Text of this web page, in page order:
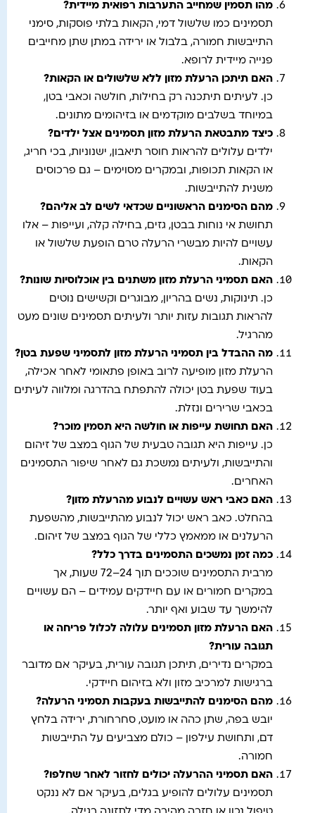
מהו תסמין שמחייב התערבות רפואית מיידית?
תסמינים כמו שלשול דמי, הקאות בלתי פוסקות, סימני
התייבשות חמורה, בלבול או ירידה במתן שתן מחייבים
פנייה מיידית לרופא.
האם תיתכן הרעלת מזון ללא שלשולים או הקאות?
כן. לעיתים תיתכנה רק בחילות, חולשה וכאבי בטן,
במיוחד בשלבים מוקדמים או בזיהומים מתונים.
כיצד מתבטאת הרעלת מזון תסמינים אצל ילדים?
ילדים עלולים להראות חוסר תיאבון, ישנוניות, בכי חריג,
או הקאות תכופות, ובמקרים מסוימים – גם פרכוסים
משנית להתייבשות.
מהם הסימנים הראשוניים שכדאי לשים לב אליהם?
תחושת אי נוחות בבטן, גזים, בחילה קלה, ועייפות – אלו
עשויים להיות מבשרי הרעלה טרם הופעת שלשול או
הקאות.
האם תסמיני הרעלת מזון משתנים בין אוכלוסיות שונות?
כן. תינוקות, נשים בהריון, מבוגרים וקשישים נוטים
להראות תגובות עזות יותר ולעיתים תסמינים שונים מעט
מהרגיל.
מה ההבדל בין תסמיני הרעלת מזון לתסמיני שפעת בטן ?
הרעלת מזון מופיעה לרוב באופן פתאומי לאחר אכילה,
בעוד שפעת בטן יכולה להתפתח בהדרגה ומלווה לעיתים
בכאבי שרירים ונזלת.
האם תחושת עייפות או חולשה היא תסמין מוכר?
כן. עייפות היא תגובה טבעית של הגוף במצב של זיהום
והתייבשות, ולעיתים נמשכת גם לאחר שיפור התסמינים
האחרים.
האם כאבי ראש עשויים לנבוע מהרעלת מזון ?
בהחלט. כאב ראש יכול לנבוע מהתייבשות, מהשפעת
הרעלנים או ממאמץ כללי של הגוף במצב של זיהום.
כמה זמן נמשכים התסמינים בדרך כלל?
מרבית התסמינים שוככים תוך 24–72 שעות, אך
במקרים חמורים או עם חיידקים עמידים – הם עשויים
להימשך עד שבוע ואף יותר.
האם הרעלת מזון תסמינים עלולה לכלול פריחה או
תגובה עורית?
במקרים נדירים, תיתכן תגובה עורית, בעיקר אם מדובר
ברגישות למרכיב מזון ולא בזיהום חיידקי.
מהם הסימנים להתייבשות בעקבות תסמיני הרעלה?
יובש בפה, שתן כהה או מועט, סחרחורת, ירידה בלחץ
דם, ותחושת עילפון – כולם מצביעים על התייבשות
חמורה.
האם תסמיני ההרעלה יכולים לחזור לאחר שחלפו?
תסמינים עלולים להופיע בגלים, בעיקר אם לא ננקט